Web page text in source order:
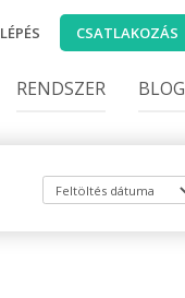
CSATLAKOZÁS
RENDSZER BLOG